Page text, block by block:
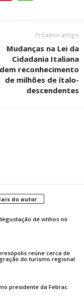
Próximo artigo
Mudanças na Lei da
Cidadania Italiana
reconhecimento
de milhões de ítalo-
descendentes
do autor
de vinhos no
reúne cerca de
do turismo regional
presidente da Febrac